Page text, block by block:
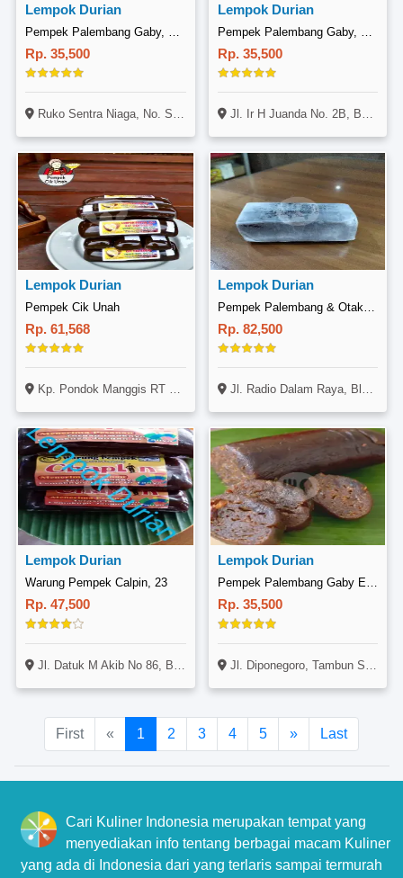
Lempok Durian
Rp. 35,500
Ruko Sentra Niaga, No. Sn 2 C22, Jl. Boulevard Hijau, Medan Satria, Bekasi
Lempok Durian
Rp. 35,500
Jl. Ir H Juanda No. 2B, Bekasi Selatan, Bekasi
Lempok Durian
Pempek Cik Unah
Rp. 61,568
Kp. Pondok Manggis RT 05 RW 02 Kelurahan Bojongbaru Kecamatan Bojong Gede Kabupaten Bogor 16920
Lempok Durian
Rp. 82,500
Jl. Radio Dalam Raya, Blok H No. 5C, Pondok Indah, Jakarta
Lempok Durian
Warung Pempek Calpin, 23
Rp. 47,500
Jl. Datuk M Akib No 86, Bukit Kecil, Palembang
Lempok Durian
Pempek Palembang Gaby Express, Tambun
Rp. 35,500
Jl. Diponegoro, Tambun Selatan, Bekasi
First « 1 2 3 4 5 » Last
Cari Kuliner Indonesia merupakan tempat yang
menyediakan info tentang berbagai macam Kuliner
yang ada di Indonesia dari yang terlaris sampai termurah